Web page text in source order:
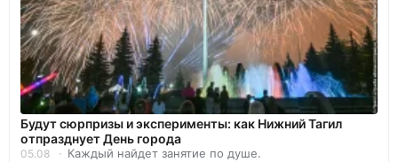
Будут сюрпризы и эксперименты: как Нижний Тагил
отпразднует День города
05.08 Каждый найдет занятие по душе.